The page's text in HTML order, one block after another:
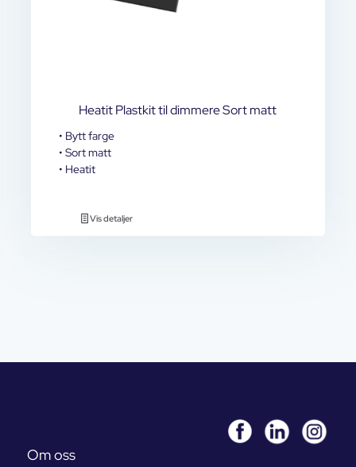
Heatit Plastkit til dimmere Sort matt
• Bytt farge
• Sort matt
• Heatit
Vis detaljer
Om oss